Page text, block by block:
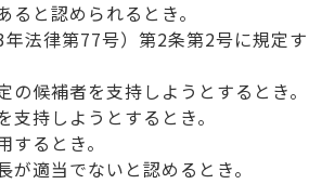
と認められるとき。
法律第77号）第2条第2号に規定
候補者を支持しようとするとき。
持しようとするとき。
るとき。
適当でないと認めるとき。